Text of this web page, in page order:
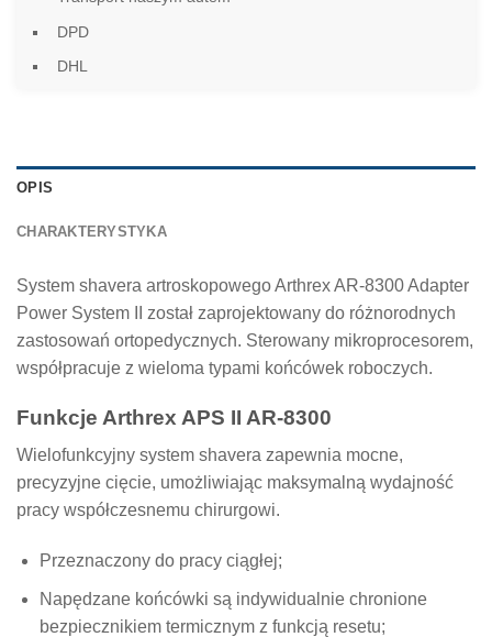
DPD
DHL
OPIS
CHARAKTERYSTYKA
System shavera artroskopowego Arthrex AR-8300 Adapter
Power System II został zaprojektowany do różnorodnych
zastosowań ortopedycznych. Sterowany mikroprocesorem,
współpracuje z wieloma typami końcówek roboczych.
Funkcje Arthrex APS II AR-8300
Wielofunkcyjny system shavera zapewnia mocne,
precyzyjne cięcie, umożliwiając maksymalną wydajność
pracy współczesnemu chirurgowi.
Przeznaczony do pracy ciągłej;
Napędzane końcówki są indywidualnie chronione
bezpiecznikiem termicznym z funkcją resetu;